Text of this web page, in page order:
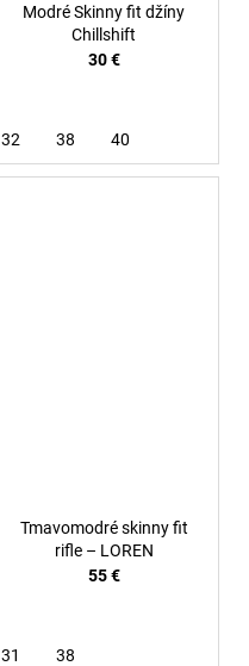
Modré Skinny fit džíny
Chillshift
30 €
32 38 40
Tmavomodré skinny fit
rifle – LOREN
55 €
31 38